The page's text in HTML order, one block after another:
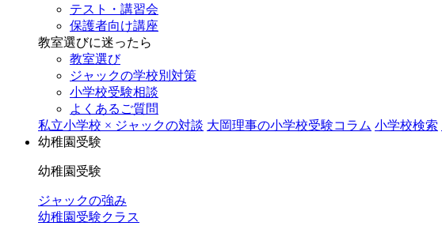
テスト・講習会
保護者向け講座
教室選びに迷ったら
教室選び
ジャックの学校別対策
小学校受験相談
よくあるご質問
私立小学校 × ジャックの対談 大岡理事の小学校受験コラム 小学校検索
幼稚園受験
幼稚園受験
ジャックの強み
幼稚園受験クラス